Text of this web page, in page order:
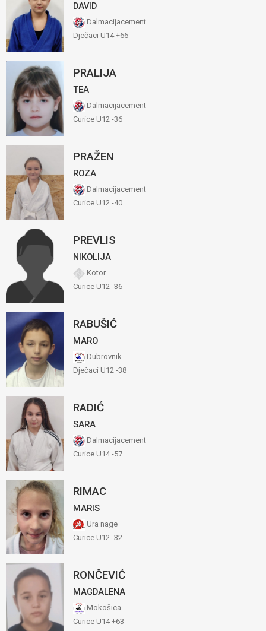
DAVID
Dalmacijacement
Dječaci U14 +66
PRALIJA
TEA
Dalmacijacement
Curice U12 -36
PRAŽEN
ROZA
Dalmacijacement
Curice U12 -40
PREVLIS
NIKOLIJA
Kotor
Curice U12 -36
RABUŠIĆ
MARO
Dubrovnik
Dječaci U12 -38
RADIĆ
SARA
Dalmacijacement
Curice U14 -57
RIMAC
MARIS
Ura nage
Curice U12 -32
RONČEVIĆ
MAGDALENA
Mokošica
Curice U14 +63